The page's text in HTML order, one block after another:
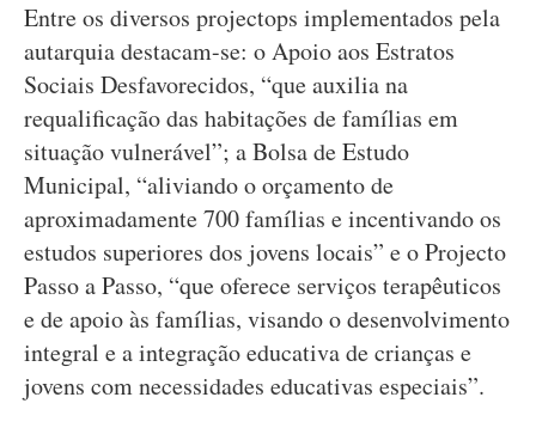
Entre os diversos projectops implementados pela
autarquia destacam-se: o Apoio aos Estratos
Sociais Desfavorecidos, “que auxilia na
requalificação das habitações de famílias em
situação vulnerável”; a Bolsa de Estudo
Municipal, “aliviando o orçamento de
aproximadamente 700 famílias e incentivando os
estudos superiores dos jovens locais” e o Projecto
Passo a Passo, “que oferece serviços terapêuticos
e de apoio às famílias, visando o desenvolvimento
integral e a integração educativa de crianças e
jovens com necessidades educativas especiais”.